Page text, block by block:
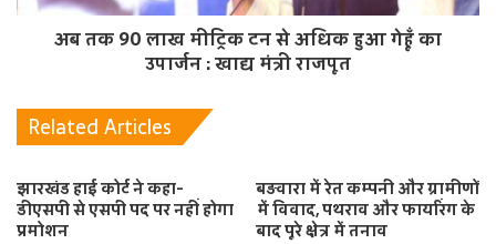
अब तक 90 लाख मीट्रिक टन से अधिक हुआ गेहूँ का
उपार्जन : खाद्य मंत्री राजपूत
Related Articles
झारखंड हाई कोर्ट ने कहा-
डीएसपी से एसपी पद पर नहीं होगा
प्रमोशन
बड़वारा में रेत कम्पनी और ग्रामीणों
में विवाद, पथराव और फायरिंग के
बाद पूरे क्षेत्र में तनाव